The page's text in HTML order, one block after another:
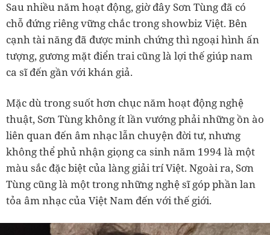
Sau nhiều năm hoạt động, giờ đây Sơn Tùng đã có
chỗ đứng riêng vững chắc trong showbiz Việt. Bên
cạnh tài năng đã được minh chứng thì ngoại hình ấn
tượng, gương mặt điển trai cũng là lợi thế giúp nam
ca sĩ đến gần với khán giả.
Mặc dù trong suốt hơn chục năm hoạt động nghệ
thuật, Sơn Tùng không ít lần vướng phải những ồn ào
liên quan đến âm nhạc lẫn chuyện đời tư, nhưng
không thể phủ nhận giọng ca sinh năm 1994 là một
màu sắc đặc biệt của làng giải trí Việt. Ngoài ra, Sơn
Tùng cũng là một trong những nghệ sĩ góp phần lan
tỏa âm nhạc của Việt Nam đến với thế giới.